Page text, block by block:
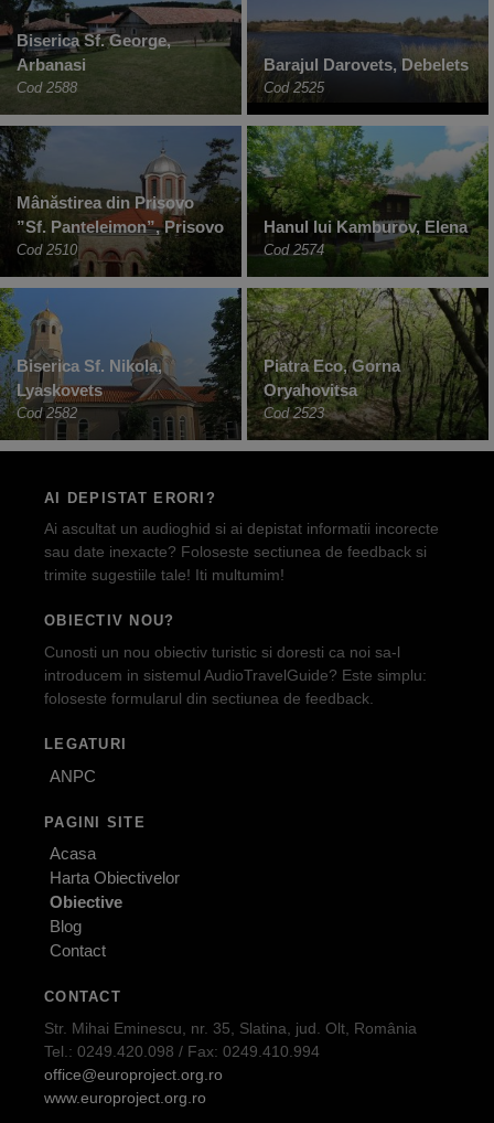
Biserica Sf. George,
Arbanasi
Cod 2588
Barajul Darovets, Debelets
Cod 2525
Mânăstirea din Prisovo
”Sf. Panteleimon”, Prisovo
Cod 2510
Hanul lui Kamburov, Elena
Cod 2574
Biserica Sf. Nikola,
Lyaskovets
Cod 2582
Piatra Eco, Gorna
Oryahovitsa
Cod 2523
AI DEPISTAT ERORI?
Ai ascultat un audioghid si ai depistat informatii incorecte
sau date inexacte? Foloseste sectiunea de feedback si
trimite sugestiile tale! Iti multumim!
OBIECTIV NOU?
Cunosti un nou obiectiv turistic si doresti ca noi sa-l
introducem in sistemul AudioTravelGuide? Este simplu:
foloseste formularul din sectiunea de feedback.
LEGATURI
ANPC
PAGINI SITE
Acasa
Harta Obiectivelor
Obiective
Blog
Contact
CONTACT
Str. Mihai Eminescu, nr. 35, Slatina, jud. Olt, România
Tel.: 0249.420.098 / Fax: 0249.410.994
office@europroject.org.ro
www.europroject.org.ro